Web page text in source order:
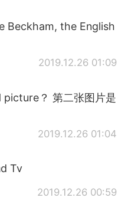
Beckham, the English
2019.12.26 01:09
？ 第二张图片是
2019.12.26 01:04
Tv
2019.12.26 00:59